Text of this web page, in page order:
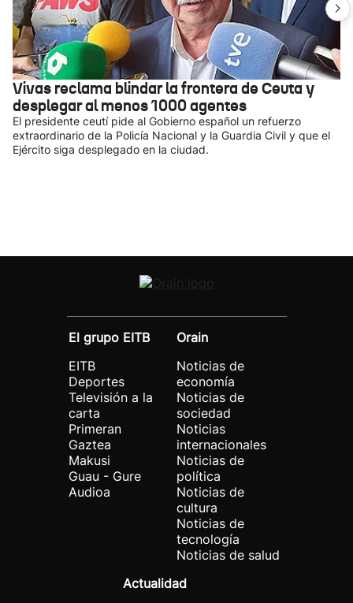
Vivas reclama blindar la frontera de Ceuta y
desplegar al menos 1000 agentes
El presidente ceutí pide al Gobierno español un refuerzo
extraordinario de la Policía Nacional y la Guardia Civil y que el
Ejército siga desplegado en la ciudad.
El grupo EITB
EITB
Deportes
Televisión a la
carta
Primeran
Gaztea
Makusi
Guau - Gure
Audioa
Orain
Noticias de
economía
Noticias de
sociedad
Noticias
internacionales
Noticias de
política
Noticias de
cultura
Noticias de
tecnología
Noticias de salud
Actualidad